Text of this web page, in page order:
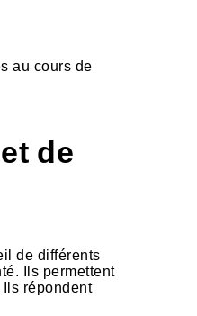
au cours de
de
de différents
Ils permettent
répondent